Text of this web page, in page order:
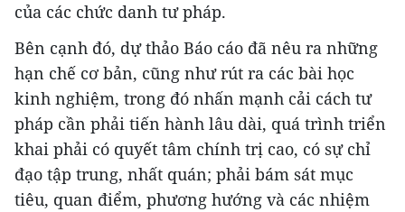
của các chức danh tư pháp.
Bên cạnh đó, dự thảo Báo cáo đã nêu ra những
hạn chế cơ bản, cũng như rút ra các bài học
kinh nghiệm, trong đó nhấn mạnh cải cách tư
pháp cần phải tiến hành lâu dài, quá trình triển
khai phải có quyết tâm chính trị cao, có sự chỉ
đạo tập trung, nhất quán; phải bám sát mục
tiêu, quan điểm, phương hướng và các nhiệm